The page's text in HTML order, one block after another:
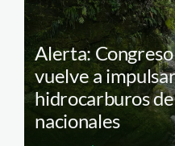
Alerta:
vuelve a
hidrocarburos
nacionales